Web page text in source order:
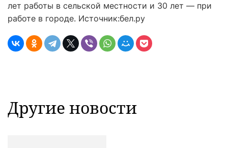
лет работы в сельской местности и 30 лет — при
работе в городе. Источник:бел.ру
Другие новости